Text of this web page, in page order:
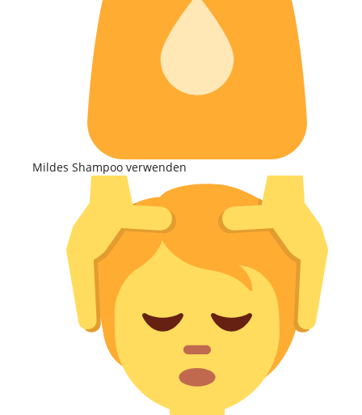
Mildes Shampoo verwenden